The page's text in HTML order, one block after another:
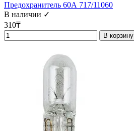
Предохранитель 60А 717/11060
В наличии ✓
310₸
В корзину